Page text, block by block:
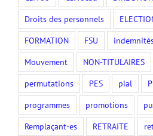
CSA 86
CSA acad
DIRECTION
Droits des personnels
FORMATION
FSU
Mouvement
NON-TITULAIRES
permutations
PES pial
programmes
promotions